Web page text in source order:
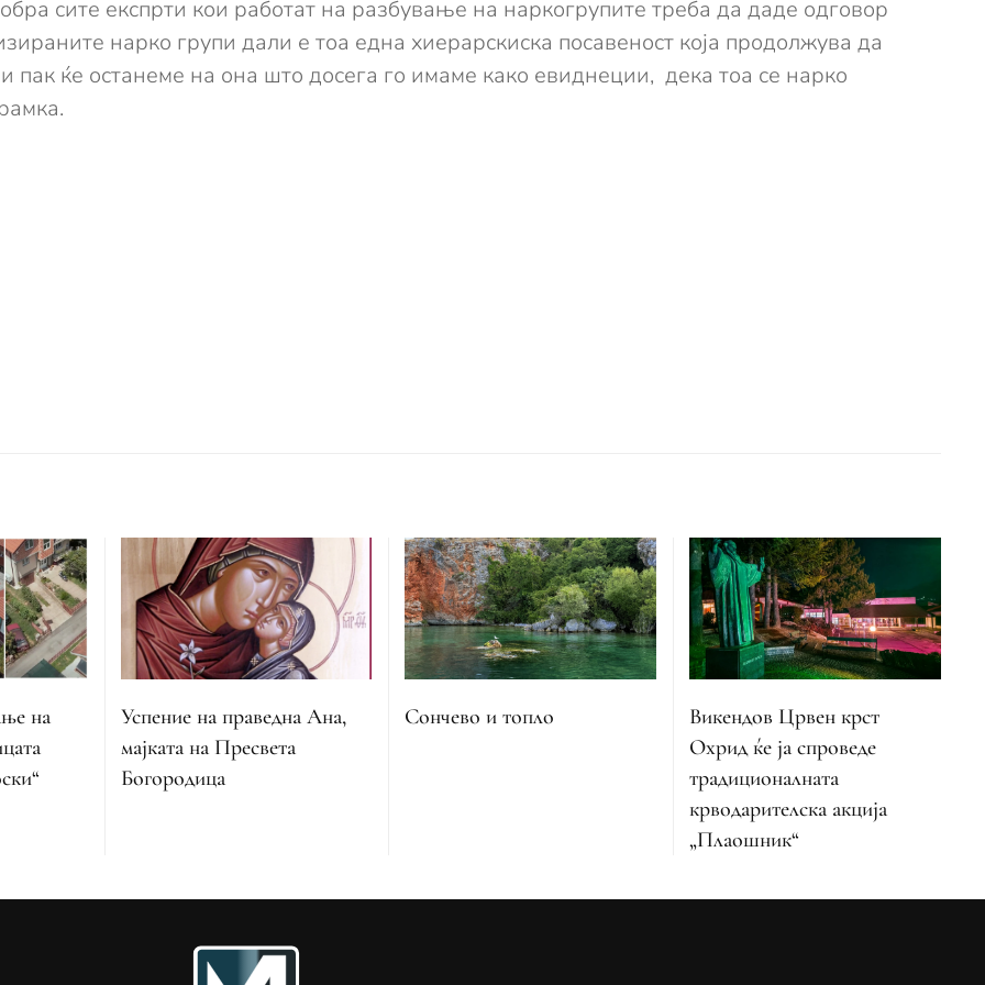
сите експрти кои работат на разбување на наркогрупите треба да даде одговор
нарко групи дали е тоа една хиерарскиска посавеност која продолжува да
пак ќе останеме на она што досега го имаме како евиднеции, дека тоа се нарко
на
Успение на праведна Ана,
мајката на Пресвета
Богородица
Сончево и топло
Викендов Црвен крст
Охрид ќе ја спроведе
традиционалната
крводарителска акција
„Плаошник“